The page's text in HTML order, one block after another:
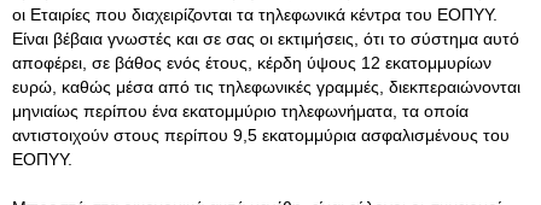
οι Εταιρίες που διαχειρίζονται τα τηλεφωνικά κέντρα του ΕΟΠΥΥ.
Είναι βέβαια γνωστές και σε σας οι εκτιμήσεις, ότι το σύστημα αυτό
αποφέρει, σε βάθος ενός έτους, κέρδη ύψους 12 εκατομμυρίων
ευρώ, καθώς μέσα από τις τηλεφωνικές γραμμές, διεκπεραιώνονται
μηνιαίως περίπου ένα εκατομμύριο τηλεφωνήματα, τα οποία
αντιστοιχούν στους περίπου 9,5 εκατομμύρια ασφαλισμένους του
ΕΟΠΥΥ.